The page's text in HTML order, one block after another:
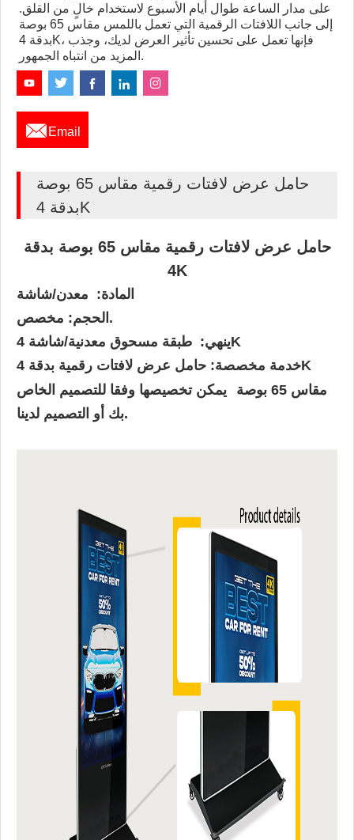
على مدار الساعة طوال أيام الأسبوع لاستخدام خالٍ من القلق.
إلى جانب اللافتات الرقمية التي تعمل باللمس مقاس 65 بوصة
بدقة 4K، فإنها تعمل على تحسين تأثير العرض لديك، وجذب
المزيد من انتباه الجمهور.
 Email
حامل عرض لافتات رقمية مقاس 65 بوصة
بدقة 4K
حامل عرض لافتات رقمية مقاس 65 بوصة بدقة
4K
المادة: معدن/شاشة
الحجم: مخصص.
ينهي:طبقة مسحوق معدنية/شاشة 4K
خدمة مخصصة: حامل عرض لافتات رقمية بدقة 4K
مقاس 65 بوصة
يمكن تخصيصها وفقا للتصميم الخاص
بك أو التصميم لدينا.